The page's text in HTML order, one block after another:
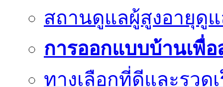
สถานดูแลผู้สูงอายุดู
การออกแบบบ้านเพื่
ทางเลือกที่ดีและรวด